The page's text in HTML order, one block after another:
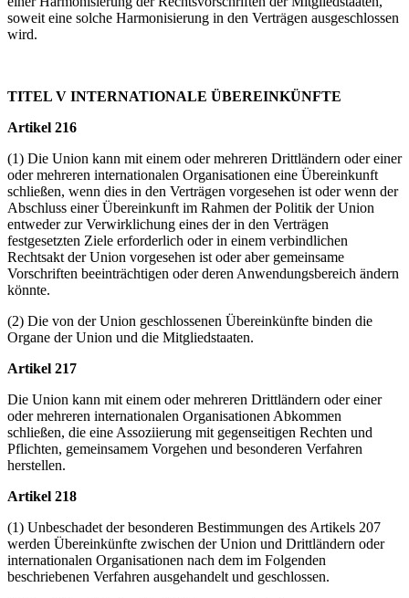
soweit eine solche Harmonisierung in den Verträgen ausgeschlossen
wird.
TITEL V INTERNATIONALE ÜBEREINKÜNFTE
Artikel 216
(1) Die Union kann mit einem oder mehreren Drittländern oder einer
oder mehreren internationalen Organisationen eine Übereinkunft
schließen, wenn dies in den Verträgen vorgesehen ist oder wenn der
Abschluss einer Übereinkunft im Rahmen der Politik der Union
entweder zur Verwirklichung eines der in den Verträgen
festgesetzten Ziele erforderlich oder in einem verbindlichen
Rechtsakt der Union vorgesehen ist oder aber gemeinsame
Vorschriften beeinträchtigen oder deren Anwendungsbereich ändern
könnte.
(2) Die von der Union geschlossenen Übereinkünfte binden die
Organe der Union und die Mitgliedstaaten.
Artikel 217
Die Union kann mit einem oder mehreren Drittländern oder einer
oder mehreren internationalen Organisationen Abkommen
schließen, die eine Assoziierung mit gegenseitigen Rechten und
Pflichten, gemeinsamem Vorgehen und besonderen Verfahren
herstellen.
Artikel 218
(1) Unbeschadet der besonderen Bestimmungen des Artikels 207
werden Übereinkünfte zwischen der Union und Drittländern oder
internationalen Organisationen nach dem im Folgenden
beschriebenen Verfahren ausgehandelt und geschlossen.